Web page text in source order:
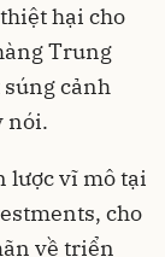
hại cho
Trung
cảnh
nói.
lược vĩ mô tại
cho
về triển